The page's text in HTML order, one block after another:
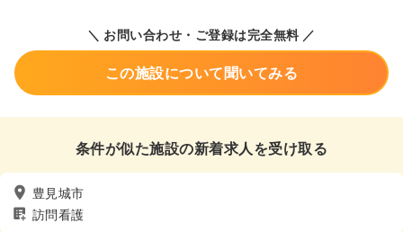
＼ お問い合わせ・ご登録は完全無料 ／
この施設について聞いてみる
条件が似た施設の新着求人を受け取る
豊見城市
訪問看護